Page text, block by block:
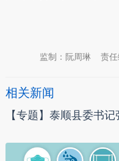
责
监制：阮周琳
相关新闻
【专题】泰顺县委书